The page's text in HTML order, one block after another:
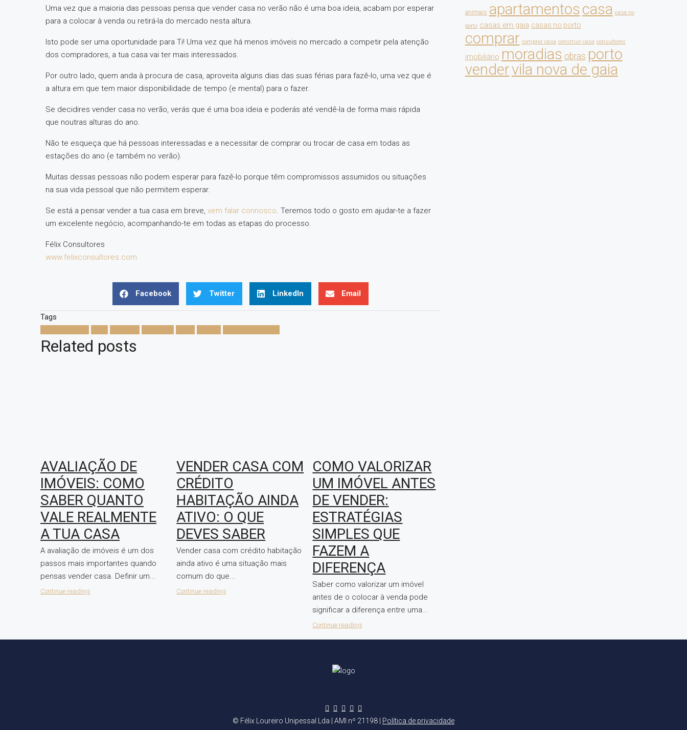
Uma vez que a maioria das pessoas pensa que vender casa no verão não é uma boa ideia, acabam por esperar
para a colocar à venda ou retirá-la do mercado nesta altura.
Isto pode ser uma oportunidade para Ti! Uma vez que há menos imóveis no mercado a competir pela atenção
dos compradores, a tua casa vai ter mais interessados.
Por outro lado, quem anda à procura de casa, aproveita alguns dias das suas férias para fazê-lo, uma vez que é
a altura em que tem maior disponibilidade de tempo (e mental) para o fazer.
Se decidires vender casa no verão, verás que é uma boa ideia e poderás até vendê-la de forma mais rápida
que noutras alturas do ano.
Não te esqueça que há pessoas interessadas e a necessitar de comprar ou trocar de casa em todas as
estações do ano (e também no verão).
Muitas dessas pessoas não podem esperar para fazê-lo porque têm compromissos assumidos ou situações
na sua vida pessoal que não permitem esperar.
Se está a pensar vender a tua casa em breve, vem falar connosco. Teremos todo o gosto em ajudar-te a fazer
um excelente negócio, acompanhando-te em todas as etapas do processo.
Félix Consultores
www.felixconsultores.com
Facebook Twitter LinkedIn Email
Tags
Related posts
AVALIAÇÃO DE
IMÓVEIS: COMO
SABER QUANTO
VALE REALMENTE
A TUA CASA
A avaliação de imóveis é um dos
passos mais importantes quando
pensas vender casa. Definir um...
Continue reading
VENDER CASA COM
CRÉDITO
HABITAÇÃO AINDA
ATIVO: O QUE
DEVES SABER
Vender casa com crédito habitação
ainda ativo é uma situação mais
comum do que...
Continue reading
COMO VALORIZAR
UM IMÓVEL ANTES
DE VENDER:
ESTRATÉGIAS
SIMPLES QUE
FAZEM A
DIFERENÇA
Saber como valorizar um imóvel
antes de o colocar à venda pode
significar a diferença entre uma...
Continue reading
animais apartamentos casa casa no
porto casas em gaia casas no porto
comprar comprar casa construir casa consultores
imobiliário moradias obras porto
vendervila nova de gaia
© Félix Loureiro Unipessal Lda | AMI nº 21198 | Política de privacidade